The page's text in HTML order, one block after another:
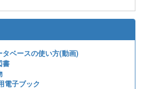
ベースの使い方(動画)
書
電子ブック